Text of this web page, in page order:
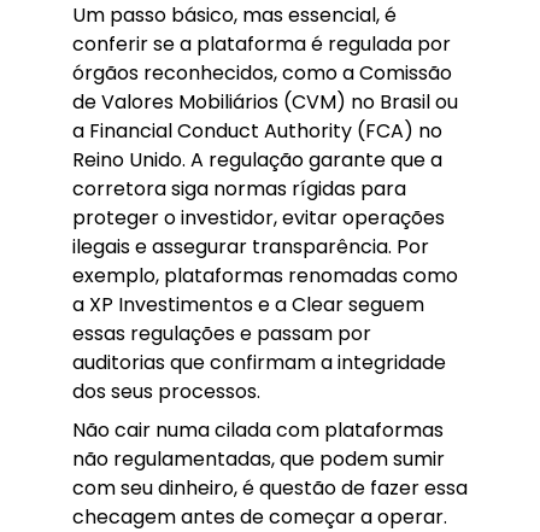
Um passo básico, mas essencial, é
conferir se a plataforma é regulada por
órgãos reconhecidos, como a Comissão
de Valores Mobiliários (CVM) no Brasil ou
a Financial Conduct Authority (FCA) no
Reino Unido. A regulação garante que a
corretora siga normas rígidas para
proteger o investidor, evitar operações
ilegais e assegurar transparência. Por
exemplo, plataformas renomadas como
a XP Investimentos e a Clear seguem
essas regulações e passam por
auditorias que confirmam a integridade
dos seus processos.
Não cair numa cilada com plataformas
não regulamentadas, que podem sumir
com seu dinheiro, é questão de fazer essa
checagem antes de começar a operar.